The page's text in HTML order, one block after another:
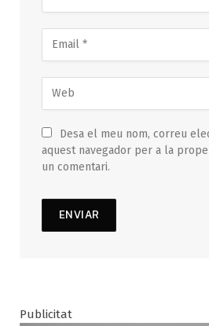
Desa el meu nom, correu
aquest navegador per a la
un comentari.
Publicitat